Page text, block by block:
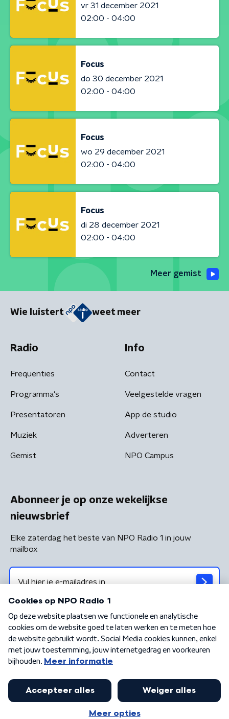
vr 31 december 2021
02:00 - 04:00
Focus
do 30 december 2021
02:00 - 04:00
Focus
wo 29 december 2021
02:00 - 04:00
Focus
di 28 december 2021
02:00 - 04:00
Meer gemist
Wie luistert weet meer
Radio
Frequenties
Programma's
Presentatoren
Muziek
Gemist
Info
Contact
Veelgestelde vragen
App de studio
Adverteren
NPO Campus
Abonneer je op onze wekelijkse
nieuwsbrief
Elke zaterdag het beste van NPO Radio 1 in jouw
mailbox
Algemene voorwaarden